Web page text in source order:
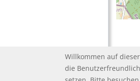
Willkommen auf
die